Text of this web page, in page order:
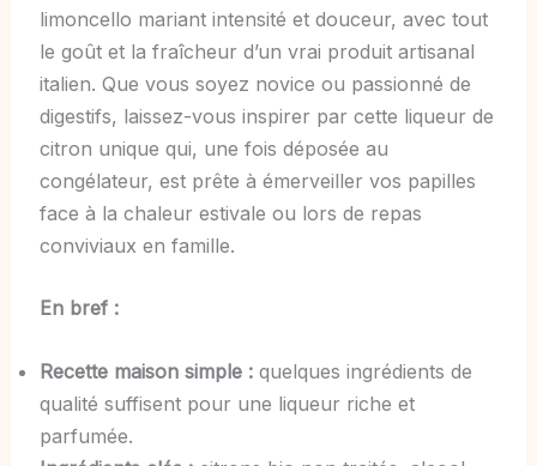
limoncello mariant intensité et douceur, avec tout
le goût et la fraîcheur d’un vrai produit artisanal
italien. Que vous soyez novice ou passionné de
digestifs, laissez-vous inspirer par cette liqueur de
citron unique qui, une fois déposée au
congélateur, est prête à émerveiller vos papilles
face à la chaleur estivale ou lors de repas
conviviaux en famille.
En bref :
Recette maison simple :quelques ingrédients de
qualité suffisent pour une liqueur riche et
parfumée.